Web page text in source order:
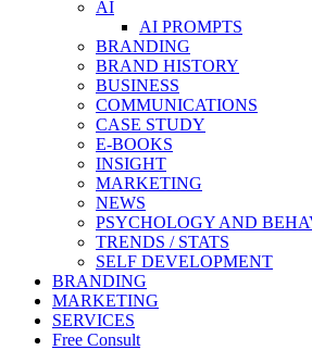
AI
AI PROMPTS
BRANDING
BRAND HISTORY
BUSINESS
COMMUNICATIONS
CASE STUDY
E-BOOKS
INSIGHT
MARKETING
NEWS
PSYCHOLOGY AND
TRENDS / STATS
SELF DEVELOPMENT
BRANDING
MARKETING
SERVICES
Free Consult